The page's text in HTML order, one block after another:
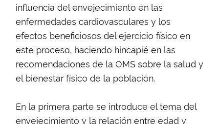
influencia del envejecimiento en las
enfermedades cardiovasculares y los
efectos beneficiosos del ejercicio físico en
este proceso, haciendo hincapié en las
recomendaciones de la OMS sobre la salud y
el bienestar físico de la población.
En la primera parte se introduce el tema del
envejecimiento y la relación entre edad y